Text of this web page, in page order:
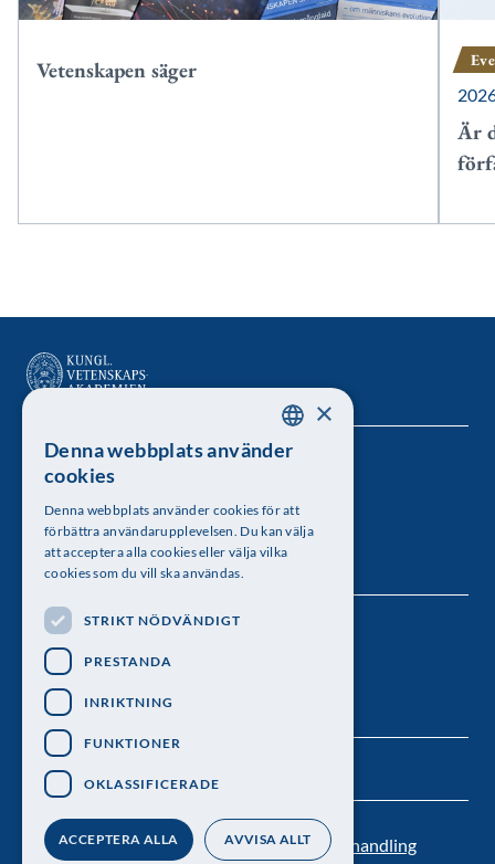
Vetenskapen säger
Är
Kungl. Vetenskapsakademien
Besöksadress: Lilla Frescativägen 4A
Telefon: 08-673 95 00
Kontakt Nyhetsbrev Personuppgiftsbehandling
Följ oss
SWEDISH
×
Denna webbplats använder
cookies
Denna webbplats använder cookies för att
förbättra användarupplevelsen. Du kan välja
att acceptera alla cookies eller välja vilka
cookies som du vill ska användas.
STRIKT NÖDVÄNDIGT
PRESTANDA
INRIKTNING
FUNKTIONER
OKLASSIFICERADE
ACCEPTERA ALLA AVVISA ALLT